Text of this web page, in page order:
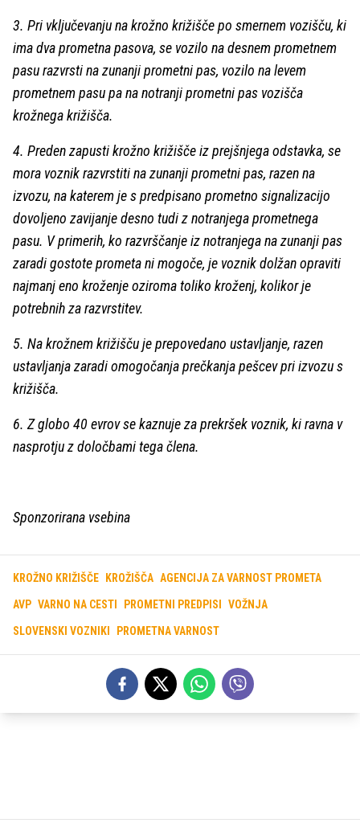
3. Pri vključevanju na krožno križišče po smernem vozišču, ki
ima dva prometna pasova, se vozilo na desnem prometnem
pasu razvrsti na zunanji prometni pas, vozilo na levem
prometnem pasu pa na notranji prometni pas vozišča
krožnega križišča.
4. Preden zapusti krožno križišče iz prejšnjega odstavka, se
mora voznik razvrstiti na zunanji prometni pas, razen na
izvozu, na katerem je s predpisano prometno signalizacijo
dovoljeno zavijanje desno tudi z notranjega prometnega
pasu. V primerih, ko razvrščanje iz notranjega na zunanji pas
zaradi gostote prometa ni mogoče, je voznik dolžan opraviti
najmanj eno kroženje oziroma toliko kroženj, kolikor je
potrebnih za razvrstitev.
5. Na krožnem križišču je prepovedano ustavljanje, razen
ustavljanja zaradi omogočanja prečkanja pešcev pri izvozu s
križišča.
6. Z globo 40 evrov se kaznuje za prekršek voznik, ki ravna v
nasprotju z določbami tega člena.
Sponzorirana vsebina
KROŽNO KRIŽIŠČE KROŽIŠČA AGENCIJA ZA VARNOST PROMETA
AVP VARNO NA CESTI PROMETNI PREDPISI VOŽNJA
SLOVENSKI VOZNIKI PROMETNA VARNOST